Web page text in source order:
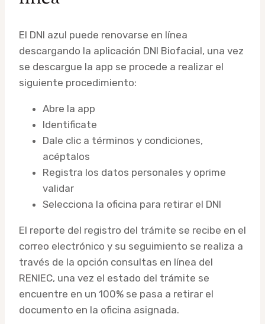
El DNI azul puede renovarse en línea
descargando la aplicación DNI Biofacial, una vez
se descargue la app se procede a realizar el
siguiente procedimiento:
Abre la app
Identificate
Dale clic a términos y condiciones,
acéptalos
Registra los datos personales y oprime
validar
Selecciona la oficina para retirar el DNI
El reporte del registro del trámite se recibe en el
correo electrónico y su seguimiento se realiza a
través de la opción consultas en línea del
RENIEC, una vez el estado del trámite se
encuentre en un 100% se pasa a retirar el
documento en la oficina asignada.